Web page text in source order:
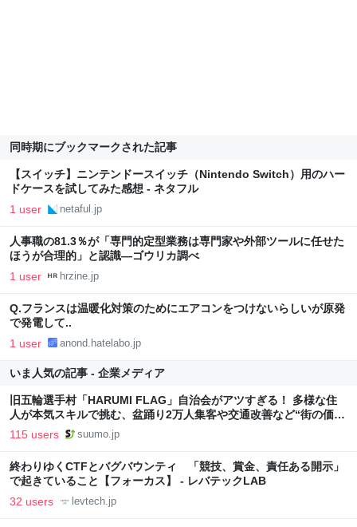
同時期にブックマークされた記事
【スイッチ】ニンテンドースイッチ（Nintendo Switch）用のハー
ドケースを試してみた感想 - ネタフル
1 user netaful.jp
人事職の81.3％が「専門的定型業務は専門家や外部ツールに任せた
ほうが合理的」と認識—ゴウリカ調べ
1 user hrzine.jp
Q.フランスは温暖化対策のためにエアコンをつけないらしいが原発
で発電して..
1 user anond.hatelabo.jp
いま人気の記事 - 企業メディア
旧五輪選手村「HARUMI FLAG」自治会がアツすぎる！ 多様な住
人が本気スキルで挑む、盆踊り2万人集客や交通改善など“街の価値
向上”戦略 東京・中央区
115 users suumo.jp
終わりゆくCTFとバグバウンティ 「競技、賞金、責任ある開示」
で起きていること【フォーカス】 - レバテックLAB
32 users levtech.jp